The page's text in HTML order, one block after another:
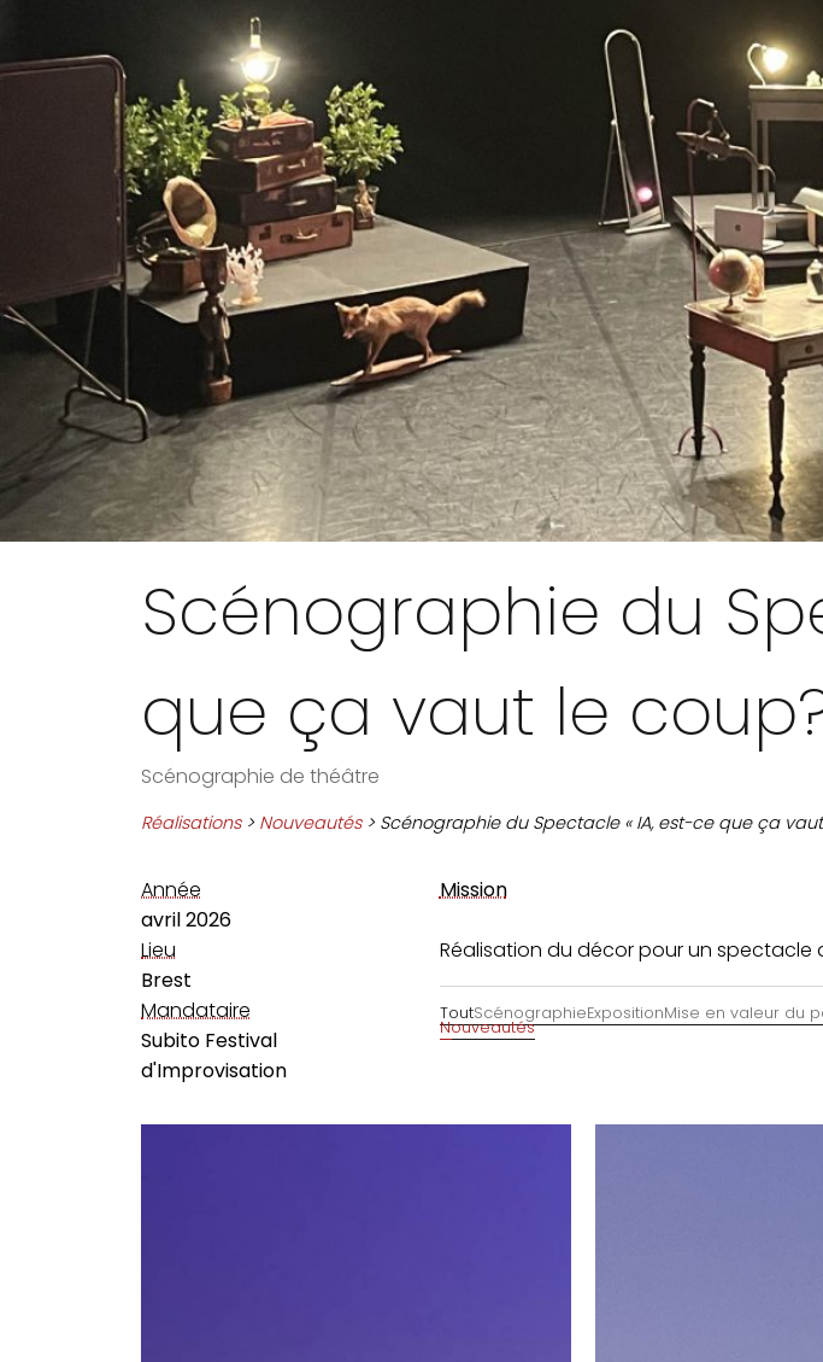
Scénographie du
que ça vaut le
Scénographie de théâtre
Réalisations> Nouveautés> Scénographie du Spectacle « IA, est-ce que ça
Année
avril 2026
Lieu
Brest
Mandataire
Subito Festival
d'Improvisation
Mission
Réalisation du décor pour un spectacle
ToutScénographieExpositionMise en valeur du
Nouveautés